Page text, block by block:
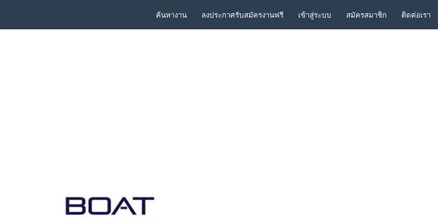
ค้นหางาน ลงประกาศรับสมัครงานฟรี เข้าสู่ระบบ สมัครสมาชิก ติดต่อเรา